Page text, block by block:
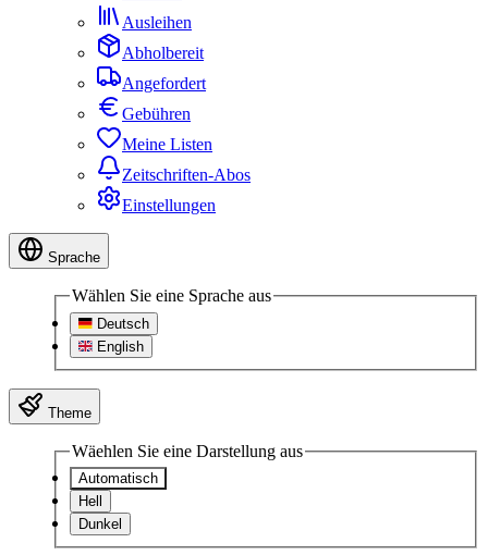
Ausleihen
Abholbereit
Angefordert
Gebühren
Meine Listen
Zeitschriften-Abos
Einstellungen
Sprache
Wählen Sie eine Sprache aus
Deutsch
English
Theme
Wäehlen Sie eine Darstellung aus
Automatisch
Hell
Dunkel